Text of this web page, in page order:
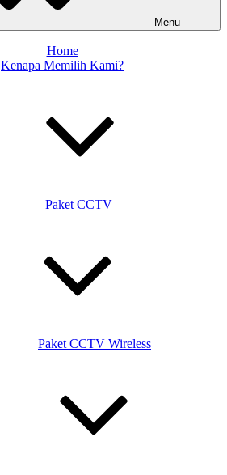
Menu
Home
Kenapa Memilih Kami?
Paket CCTV
Paket CCTV Wireless